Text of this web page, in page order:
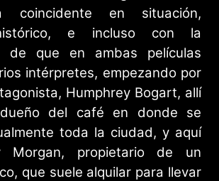
coincidente en situación,
e incluso con la
de que en ambas películas
intérpretes, empezando por
Humphrey Bogart, allí
del café en donde se
toda la ciudad, y aquí
Morgan, propietario de un
que suele alquilar para llevar